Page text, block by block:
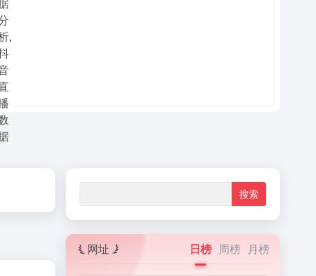
网址 日榜 周榜 月榜